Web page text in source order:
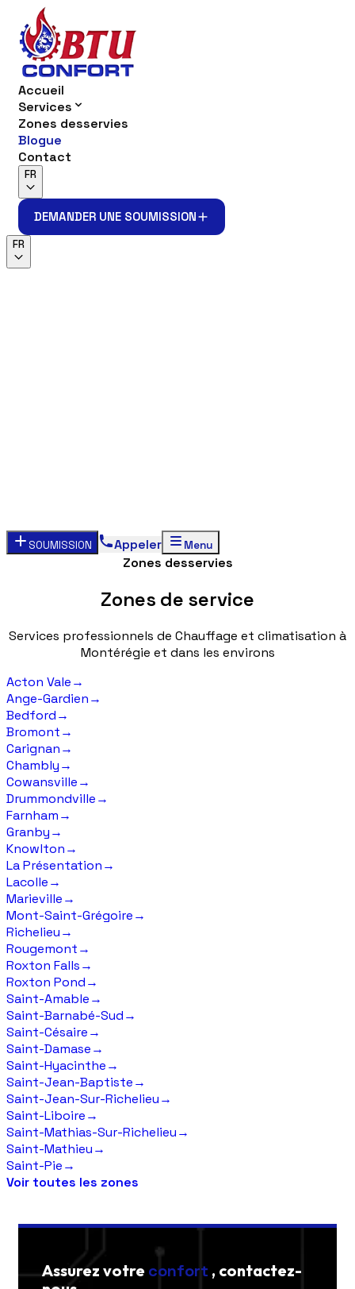
Accueil
Services
Zones desservies
Blogue
Contact
FR
DEMANDER UNE SOUMISSION
FR
SOUMISSION Appeler Menu
Zones desservies
Zones de service
Services professionnels de Chauffage et climatisation à
Montérégie et dans les environs
Acton Vale→
Ange-Gardien→
Bedford→
Bromont→
Carignan→
Chambly→
Cowansville→
Drummondville→
Farnham→
Granby→
Knowlton→
La Présentation→
Lacolle→
Marieville→
Mont-Saint-Grégoire→
Richelieu→
Rougemont→
Roxton Falls→
Roxton Pond→
Saint-Amable→
Saint-Barnabé-Sud→
Saint-Césaire→
Saint-Damase→
Saint-Hyacinthe→
Saint-Jean-Baptiste→
Saint-Jean-Sur-Richelieu→
Saint-Liboire→
Saint-Mathias-Sur-Richelieu→
Saint-Mathieu→
Saint-Pie→
Voir toutes les zones
Assurez votre confort , contactez-